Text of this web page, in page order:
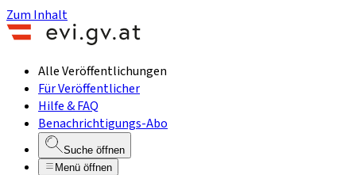
Zum Inhalt
Alle Veröffentlichungen
Für Veröffentlicher
Hilfe & FAQ
Benachrichtigungs-Abo
Suche öffnen
Menü öffnen